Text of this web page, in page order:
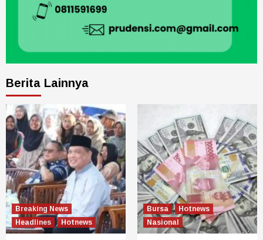
Berita Lainnya
Breaking News
Headlines
Hotnews
Bursa
Hotnews
Nasional